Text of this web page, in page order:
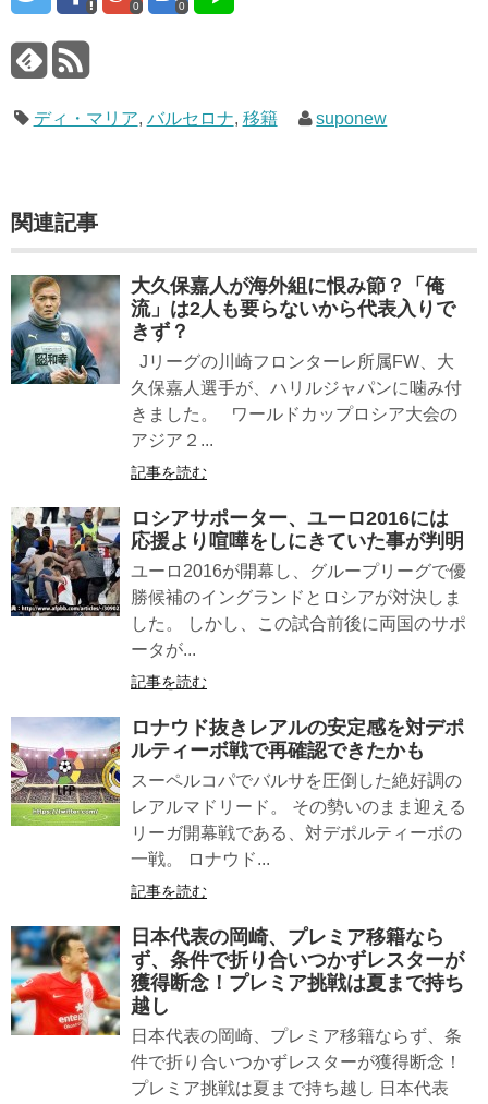
0 0
ディ・マリア, バルセロナ, 移籍 suponew
関連記事
大久保嘉人が海外組に恨み節？「俺
流」は2人も要らないから代表入りで
きず？
Jリーグの川崎フロンターレ所属FW、大
久保嘉人選手が、ハリルジャパンに噛み付
きました。 ワールドカップロシア大会の
アジア２...
記事を読む
ロシアサポーター、ユーロ2016には
応援より喧嘩をしにきていた事が判明
ユーロ2016が開幕し、グループリーグで優
勝候補のイングランドとロシアが対決しま
した。 しかし、この試合前後に両国のサポ
ータが...
記事を読む
ロナウド抜きレアルの安定感を対デポ
ルティーボ戦で再確認できたかも
スーペルコパでバルサを圧倒した絶好調の
レアルマドリード。 その勢いのまま迎える
リーガ開幕戦である、対デポルティーボの
一戦。 ロナウド...
記事を読む
日本代表の岡崎、プレミア移籍なら
ず、条件で折り合いつかずレスターが
獲得断念！プレミア挑戦は夏まで持ち
越し
日本代表の岡崎、プレミア移籍ならず、条
件で折り合いつかずレスターが獲得断念！
プレミア挑戦は夏まで持ち越し 日本代表